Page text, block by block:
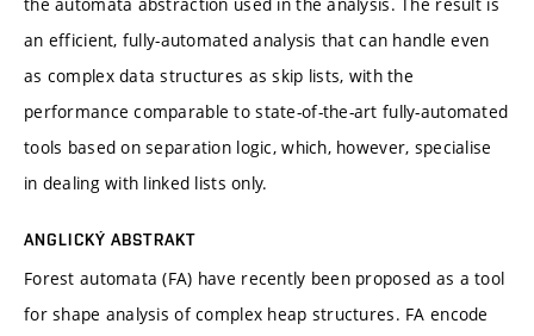
an efficient, fully-automated analysis that can handle even
as complex data structures as skip lists, with the
performance comparable to state-of-the-art fully-automated
tools based on separation logic, which, however, specialise
in dealing with linked lists only.
ANGLICKÝ ABSTRAKT
Forest automata (FA) have recently been proposed as a tool
for shape analysis of complex heap structures. FA encode